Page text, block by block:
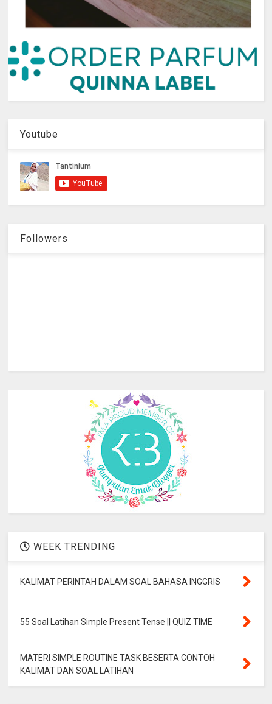
Youtube
Followers
WEEK TRENDING
KALIMAT PERINTAH DALAM SOAL BAHASA INGGRIS
55 Soal Latihan Simple Present Tense || QUIZ TIME
MATERI SIMPLE ROUTINE TASK BESERTA CONTOH
KALIMAT DAN SOAL LATIHAN